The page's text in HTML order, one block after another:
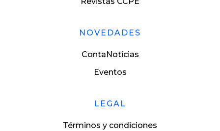
NOVEDADES
ContaNoticias
Eventos
LEGAL
Términos y condiciones